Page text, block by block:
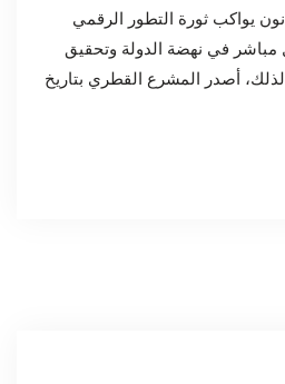
يواكب ثورة التطور الرقمي
مباشر في نهضة الدولة وتحقيق
لذلك، أصدر المشرع القطري بتاريخ